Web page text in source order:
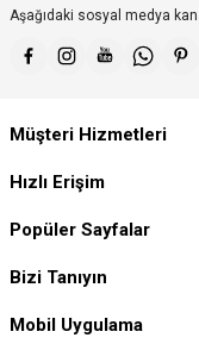
Aşağıdaki sosyal medya
Müşteri Hizmetleri
Hızlı Erişim
Popüler Sayfalar
Bizi Tanıyın
Mobil Uygulama